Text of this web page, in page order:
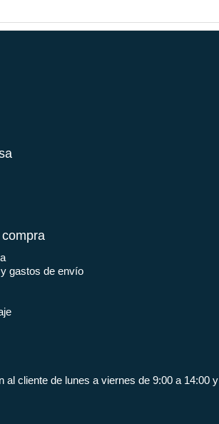
gastos de envío
al cliente de lunes a viernes de 9:00 a 14:00 y